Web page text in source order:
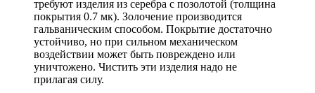
требуют изделия из серебра с позолотой (толщина
покрытия 0.7 мк). Золочение производится
гальваническим способом. Покрытие достаточно
устойчиво, но при сильном механическом
воздействии может быть повреждено или
уничтожено. Чистить эти изделия надо не
прилагая силу.